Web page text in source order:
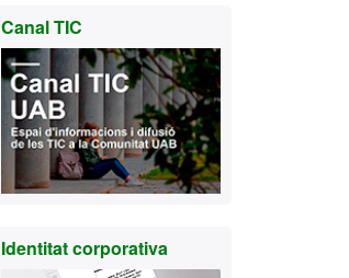
Informació
complementària
Canal TIC
Identitat corporativa